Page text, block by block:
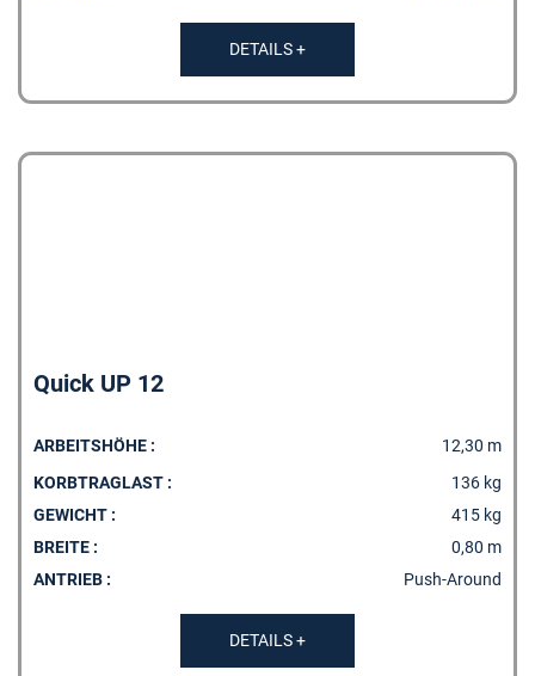
DETAILS +
Quick UP 12
ARBEITSHÖHE :
12,30 m
KORBTRAGLAST :
136 kg
GEWICHT :
415 kg
BREITE :
0,80 m
ANTRIEB :
Push-Around
DETAILS +